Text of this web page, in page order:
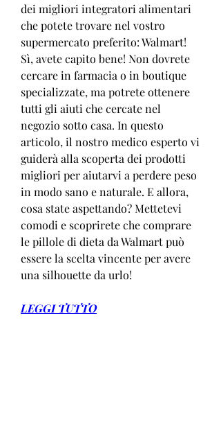
dei migliori integratori alimentari
che potete trovare nel vostro
supermercato preferito: Walmart!
Sì, avete capito bene! Non dovrete
cercare in farmacia o in boutique
specializzate, ma potrete ottenere
tutti gli aiuti che cercate nel
negozio sotto casa. In questo
articolo, il nostro medico esperto vi
guiderà alla scoperta dei prodotti
migliori per aiutarvi a perdere peso
in modo sano e naturale. E allora,
cosa state aspettando? Mettetevi
comodi e scoprirete che comprare
le pillole di dieta da Walmart può
essere la scelta vincente per avere
una silhouette da urlo!
LEGGI TUTTO